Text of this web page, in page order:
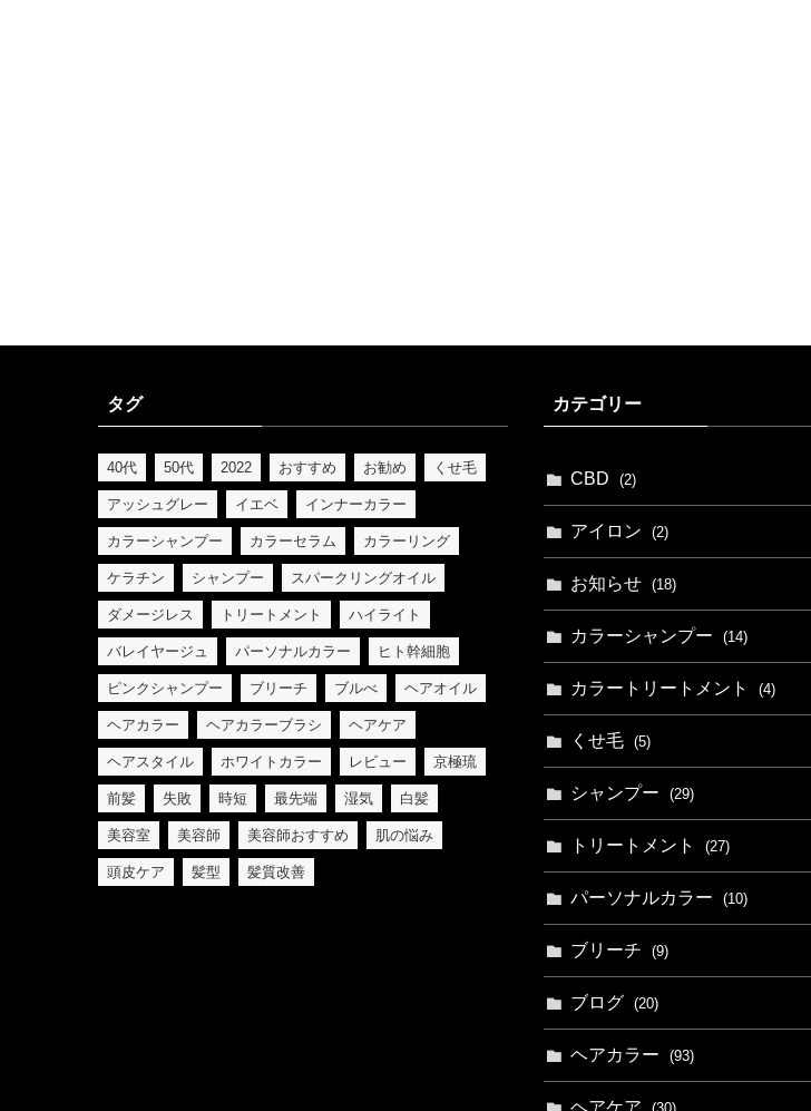
タグ
40代 50代 2022 おすすめ お勧め くせ毛
アッシュグレー イエベ インナーカラー
カラーシャンプー カラーセラム カラーリング
ケラチン シャンプー スパークリングオイル
ダメージレス トリートメント ハイライト
バレイヤージュ パーソナルカラー ヒト幹細胞
ピンクシャンプー ブリーチ ブルべ ヘアオイル
ヘアカラー ヘアカラーブラシ ヘアケア
ヘアスタイル ホワイトカラー レビュー 京極琉
前髪 失敗 時短 最先端 湿気 白髪
美容室 美容師 美容師おすすめ 肌の悩み
頭皮ケア 髪型 髪質改善
カテゴリー
CBD (2)
アイロン (2)
お知らせ (18)
カラーシャンプー (14)
カラートリートメント (4)
くせ毛 (5)
シャンプー (29)
トリートメント (27)
パーソナルカラー (10)
ブリーチ (9)
ブログ (20)
ヘアカラー (93)
ヘアケア